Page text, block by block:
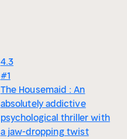
4.3
#1
The Housemaid : An
absolutely addictive
psychological thriller with
a jaw-dropping twist